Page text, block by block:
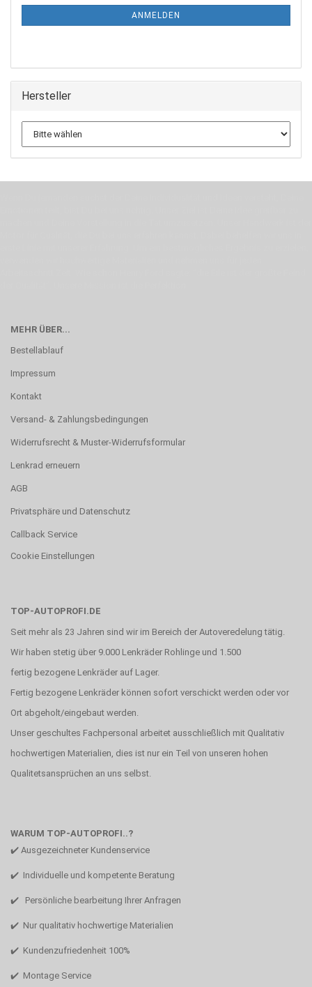
ANMELDEN
Hersteller
MEHR ÜBER...
Bestellablauf
Impressum
Kontakt
Versand- & Zahlungsbedingungen
Widerrufsrecht & Muster-Widerrufsformular
Lenkrad erneuern
AGB
Privatsphäre und Datenschutz
Callback Service
Cookie Einstellungen
TOP-AUTOPROFI.DE
Seit mehr als 23 Jahren sind wir im Bereich der Autoveredelung tätig.
Wir haben stetig über 9.000 Lenkräder Rohlinge und 1.500
fertig bezogene Lenkräder auf Lager.
Fertig bezogene Lenkräder können sofort verschickt werden oder vor
Ort abgeholt/eingebaut werden.
Unser geschultes Fachpersonal arbeitet ausschließlich mit Qualitativ
hochwertigen Materialien, dies ist nur ein Teil von unseren hohen
Qualitetsansprüchen an uns selbst.
WARUM TOP-AUTOPROFI..?
✔️ Ausgezeichneter Kundenservice
✔️ Individuelle und kompetente Beratung
✔️ Persönliche bearbeitung Ihrer Anfragen
✔️ Nur qualitativ hochwertige Materialien
✔️ Kundenzufriedenheit 100%
✔️ Montage Service